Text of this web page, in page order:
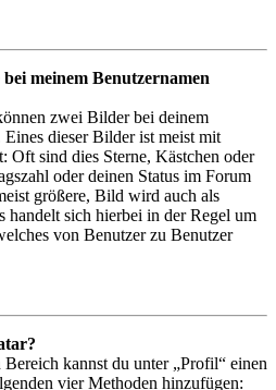
meinem Benutzernamen
zwei Bilder bei deinem
Eines dieser Bilder ist meist mit
Oft sind dies Sterne, Kästchen oder
oder deinen Status im Forum
größere, Bild wird auch als
handelt sich hierbei in der Regel um
von Benutzer zu Benutzer
kannst du unter „Profil“ einen
vier Methoden hinzufügen: